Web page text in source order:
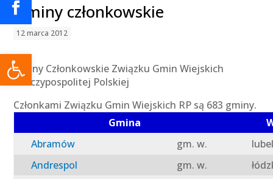
Otwórz pasek narzędzi
Gminy członkowskie
12 marca 2012
Gminy Członkowskie Związku Gmin Wiejskich
Rzeczypospolitej Polskiej
Członkami Związku Gmin Wiejskich RP są 683 gminy.
Gmina
Abramów
gm. w.
Andrespol
gm. w.